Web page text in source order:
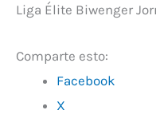
Liga Élite Biwenger
Comparte esto:
Facebook
X